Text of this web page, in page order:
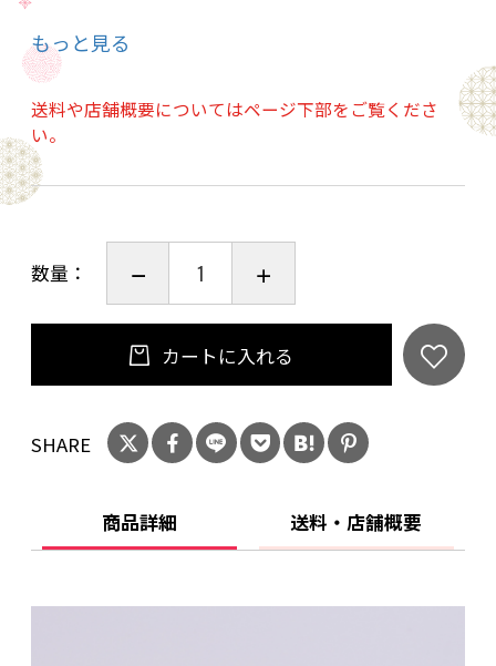
ず飼い主様の目の届く範囲で与えてください。
もっと見る
送料や店舗概要についてはページ下部をご覧くださ
い。
数量：
カートに入れる
SHARE
商品詳細 送料・店舗概要